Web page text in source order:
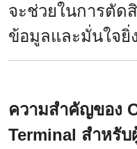
จะช่วยในการตัด
ข้อมูลและมั่นใจยิ่
ความสำคัญของ
Terminal สำหรับ